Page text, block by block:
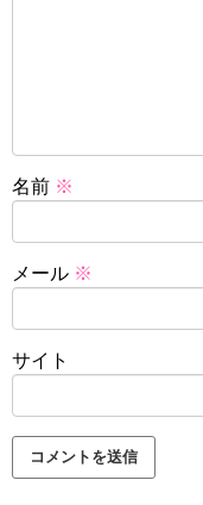
名前 ※
メール ※
サイト